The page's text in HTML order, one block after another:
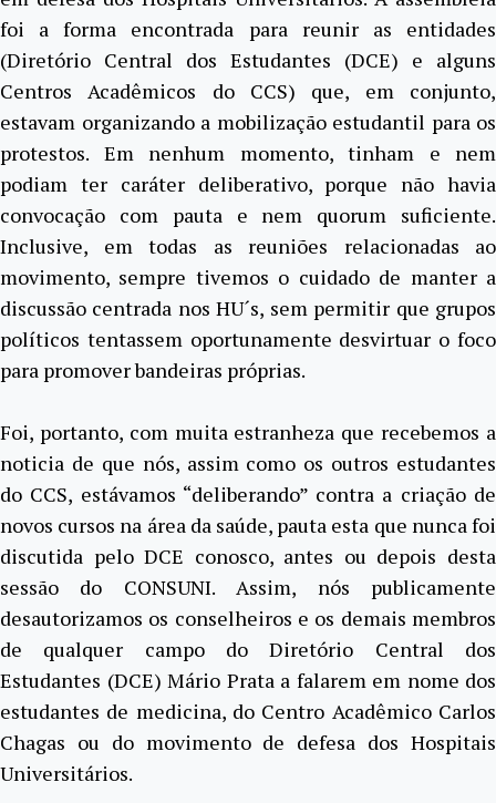
foi a forma encontrada para reunir as entidades
(Diretório Central dos Estudantes (DCE) e alguns
Centros Acadêmicos do CCS) que, em conjunto,
estavam organizando a mobilização estudantil para os
protestos. Em nenhum momento, tinham e nem
podiam ter caráter deliberativo, porque não havia
convocação com pauta e nem quorum suficiente.
Inclusive, em todas as reuniões relacionadas ao
movimento, sempre tivemos o cuidado de manter a
discussão centrada nos HU´s, sem permitir que grupos
políticos tentassem oportunamente desvirtuar o foco
para promover bandeiras próprias.
Foi, portanto, com muita estranheza que recebemos a
noticia de que nós, assim como os outros estudantes
do CCS, estávamos “deliberando” contra a criação de
novos cursos na área da saúde, pauta esta que nunca foi
discutida pelo DCE conosco, antes ou depois desta
sessão do CONSUNI. Assim, nós publicamente
desautorizamos os conselheiros e os demais membros
de qualquer campo do Diretório Central dos
Estudantes (DCE) Mário Prata a falarem em nome dos
estudantes de medicina, do Centro Acadêmico Carlos
Chagas ou do movimento de defesa dos Hospitais
Universitários.